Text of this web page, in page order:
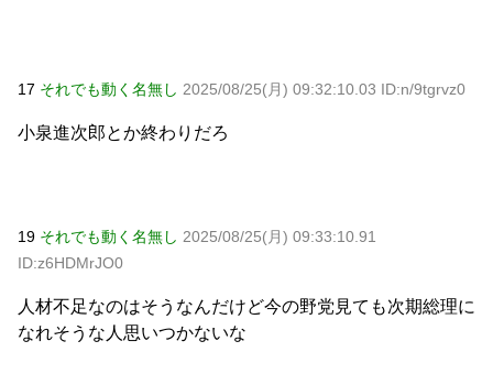
17 それでも動く名無し 2025/08/25(月) 09:32:10.03 ID:n/9tgrvz0
小泉進次郎とか終わりだろ
19 それでも動く名無し 2025/08/25(月) 09:33:10.91
ID:z6HDMrJO0
人材不足なのはそうなんだけど今の野党見ても次期総理に
なれそうな人思いつかないな